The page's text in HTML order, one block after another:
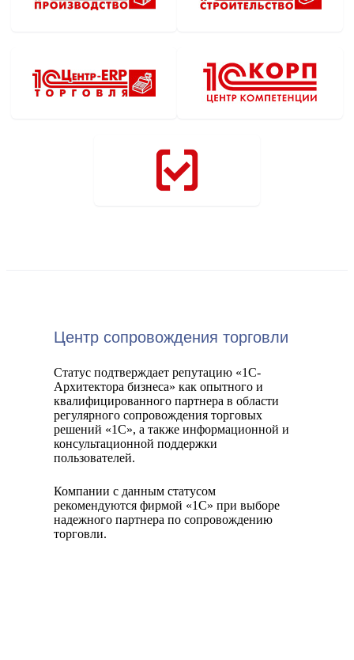
Центр сопровождения торговли
Статус подтверждает репутацию «1С-
Архитектора бизнеса» как опытного и
квалифицированного партнера в области
регулярного сопровождения торговых
решений «1С», а также информационной и
консультационной поддержки
пользователей.
Компании с данным статусом
рекомендуются фирмой «1С» при выборе
надежного партнера по сопровождению
торговли.